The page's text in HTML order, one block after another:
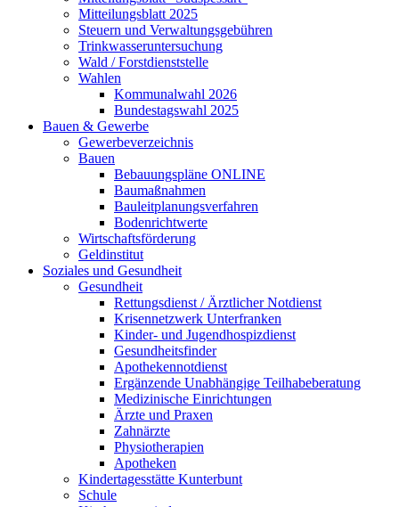
Mitteilungsblatt 2025
Steuern und Verwaltungsgebühren
Trinkwasseruntersuchung
Wald / Forstdienststelle
Wahlen
Kommunalwahl 2026
Bundestagswahl 2025
Bauen & Gewerbe
Gewerbeverzeichnis
Bauen
Bebauungspläne ONLINE
Baumaßnahmen
Bauleitplanungsverfahren
Bodenrichtwerte
Wirtschaftsförderung
Geldinstitut
Soziales und Gesundheit
Gesundheit
Rettungsdienst / Ärztlicher Notdienst
Krisennetzwerk Unterfranken
Kinder- und Jugendhospizdienst
Gesundheitsfinder
Apothekennotdienst
Ergänzende Unabhängige Teilhabeberatung
Medizinische Einrichtungen
Ärzte und Praxen
Zahnärzte
Physiotherapien
Apotheken
Kindertagesstätte Kunterbunt
Schule